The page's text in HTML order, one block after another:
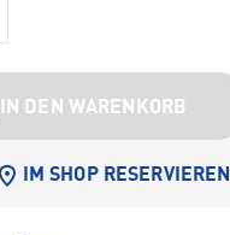
IN DEN WARENKORB
IM SHOP RESERVIEREN